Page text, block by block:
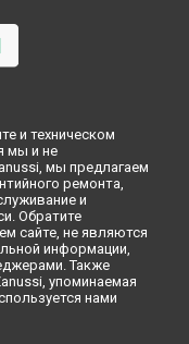
Zanussi в
Zanussi в
Zanussi в
Zanussi в
Zanussi в
и техническом
мы и не
мы предлагаем
ремонта,
и
Обратите
сайте, не являются
информации,
Также
упоминаемая
нами